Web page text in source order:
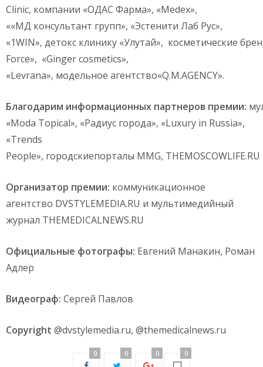
Clinic, компании «ОДАС Фарма», «Medex»,
««МД консультант групп», «Эстенити Лаб Рус»,
«1WIN», детокс клинику «Улутай», косметические
Forсe», «Ginger cosmetics»,
«Levrana», модельное агентство«Q.M.AGENCY».
Благодарим информационных партнеров премии:
«Moda Topical», «Радиус города», «Luxury in Russia»,
«Trends
People», городскиепорталы MMG,
Организатор премии: коммуникационное
агентство DVSTYLEMEDIA.RU и мультимедийный
журнал THEMEDICALNEWS.RU
Официальные фотографы: Евгений Манакин, Роман
Адлер
Видеограф: Сергей Павлов
Copyright @dvstylemedia.ru, @themedicalnews.ru
0 0 0 0